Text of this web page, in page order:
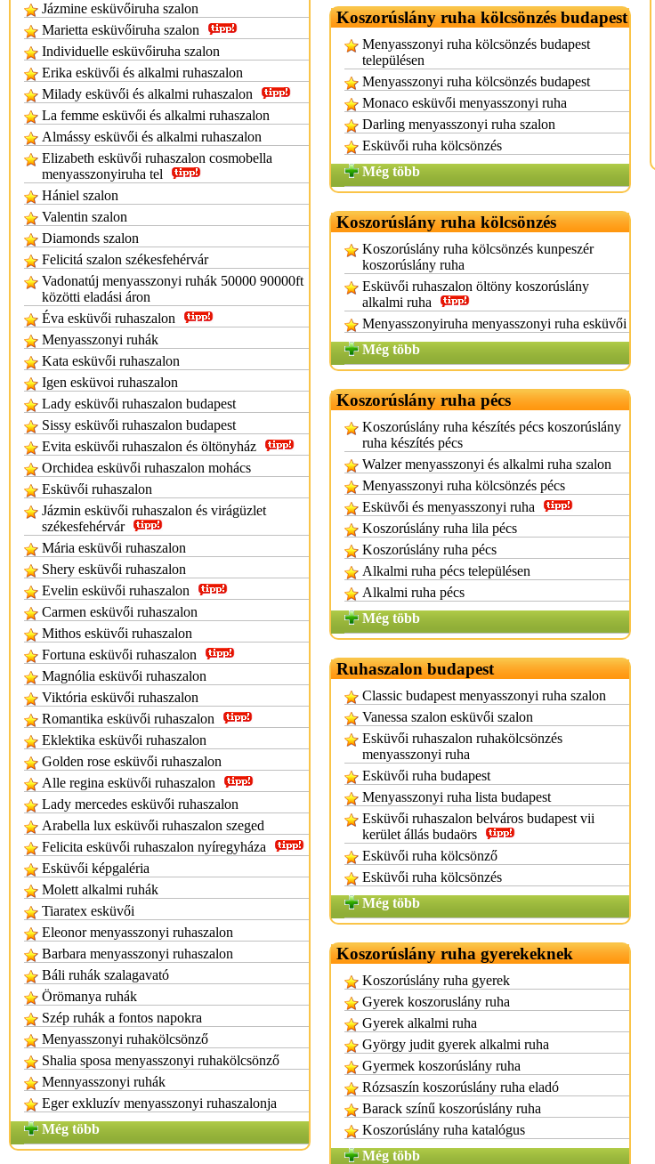
Jázmine esküvőiruha szalon
Marietta esküvőiruha szalon
Individuelle esküvőiruha szalon
Erika esküvői és alkalmi ruhaszalon
Milady esküvői és alkalmi ruhaszalon
La femme esküvői és alkalmi ruhaszalon
Almássy esküvői és alkalmi ruhaszalon
Elizabeth esküvői ruhaszalon cosmobella
menyasszonyiruha tel
Hániel szalon
Valentin szalon
Diamonds szalon
Felicitá szalon székesfehérvár
Vadonatúj menyasszonyi ruhák 50000 90000ft
közötti eladási áron
Éva esküvői ruhaszalon
Menyasszonyi ruhák
Kata esküvői ruhaszalon
Igen esküvoi ruhaszalon
Lady esküvői ruhaszalon budapest
Sissy esküvői ruhaszalon budapest
Evita esküvői ruhaszalon és öltönyház
Orchidea esküvői ruhaszalon mohács
Esküvői ruhaszalon
Jázmin esküvői ruhaszalon és virágüzlet
székesfehérvár
Mária esküvői ruhaszalon
Shery esküvői ruhaszalon
Evelin esküvői ruhaszalon
Carmen esküvői ruhaszalon
Mithos esküvői ruhaszalon
Fortuna esküvői ruhaszalon
Magnólia esküvői ruhaszalon
Viktória esküvői ruhaszalon
Romantika esküvői ruhaszalon
Eklektika esküvői ruhaszalon
Golden rose esküvői ruhaszalon
Alle regina esküvői ruhaszalon
Lady mercedes esküvői ruhaszalon
Arabella lux esküvői ruhaszalon szeged
Felicita esküvői ruhaszalon nyíregyháza
Esküvői képgaléria
Molett alkalmi ruhák
Tiaratex esküvői
Eleonor menyasszonyi ruhaszalon
Barbara menyasszonyi ruhaszalon
Báli ruhák szalagavató
Örömanya ruhák
Szép ruhák a fontos napokra
Menyasszonyi ruhakölcsönző
Shalia sposa menyasszonyi ruhakölcsönző
Mennyasszonyi ruhák
Eger exkluzív menyasszonyi ruhaszalonja
Még több
Koszorúslány ruha kölcsönzés budapest
Menyasszonyi ruha kölcsönzés budapest
településen
Menyasszonyi ruha kölcsönzés budapest
Monaco esküvői menyasszonyi ruha
Darling menyasszonyi ruha szalon
Esküvői ruha kölcsönzés
Még több
Koszorúslány ruha kölcsönzés
Koszorúslány ruha kölcsönzés kunpeszér
koszorúslány ruha
Esküvői ruhaszalon öltöny koszorúslány
alkalmi ruha
Menyasszonyiruha menyasszonyi ruha esküvői
Még több
Koszorúslány ruha pécs
Koszorúslány ruha készítés pécs koszorúslány
ruha készítés pécs
Walzer menyasszonyi és alkalmi ruha szalon
Menyasszonyi ruha kölcsönzés pécs
Esküvői és menyasszonyi ruha
Koszorúslány ruha lila pécs
Koszorúslány ruha pécs
Alkalmi ruha pécs településen
Alkalmi ruha pécs
Még több
Ruhaszalon budapest
Classic budapest menyasszonyi ruha szalon
Vanessa szalon esküvői szalon
Esküvői ruhaszalon ruhakölcsönzés
menyasszonyi ruha
Esküvői ruha budapest
Menyasszonyi ruha lista budapest
Esküvői ruhaszalon belváros budapest vii
kerület állás budaörs
Esküvői ruha kölcsönző
Esküvői ruha kölcsönzés
Még több
Koszorúslány ruha gyerekeknek
Koszorúslány ruha gyerek
Gyerek koszoruslány ruha
Gyerek alkalmi ruha
György judit gyerek alkalmi ruha
Gyermek koszorúslány ruha
Rózsaszín koszorúslány ruha eladó
Barack színű koszorúslány ruha
Koszorúslány ruha katalógus
Még több